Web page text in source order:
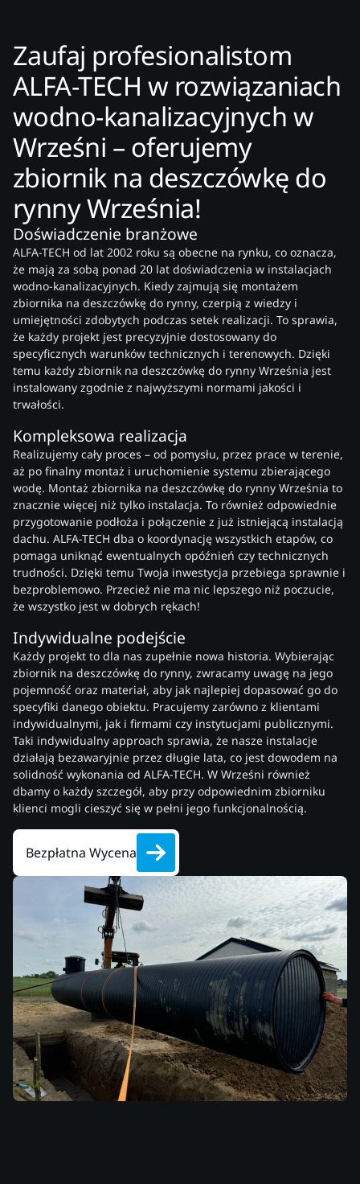
Zaufaj profesionalistom
ALFA-TECH w rozwiązaniach
wodno-kanalizacyjnych w
Wrześni – oferujemy
zbiornik na deszczówkę do
rynny Września!
Doświadczenie branżowe
ALFA-TECH od lat 2002 roku są obecne na rynku, co oznacza,
że mają za sobą ponad 20 lat doświadczenia w instalacjach
wodno-kanalizacyjnych. Kiedy zajmują się montażem
zbiornika na deszczówkę do rynny, czerpią z wiedzy i
umiejętności zdobytych podczas setek realizacji. To sprawia,
że każdy projekt jest precyzyjnie dostosowany do
specyficznych warunków technicznych i terenowych. Dzięki
temu każdy zbiornik na deszczówkę do rynny Września jest
instalowany zgodnie z najwyższymi normami jakości i
trwałości.
Kompleksowa realizacja
Realizujemy cały proces – od pomysłu, przez prace w terenie,
aż po finalny montaż i uruchomienie systemu zbierającego
wodę. Montaż zbiornika na deszczówkę do rynny Września to
znacznie więcej niż tylko instalacja. To również odpowiednie
przygotowanie podłoża i połączenie z już istniejącą instalacją
dachu. ALFA-TECH dba o koordynację wszystkich etapów, co
pomaga uniknąć ewentualnych opóźnień czy technicznych
trudności. Dzięki temu Twoja inwestycja przebiega sprawnie i
bezproblemowo. Przecież nie ma nic lepszego niż poczucie,
że wszystko jest w dobrych rękach!
Indywidualne podejście
Każdy projekt to dla nas zupełnie nowa historia. Wybierając
zbiornik na deszczówkę do rynny, zwracamy uwagę na jego
pojemność oraz materiał, aby jak najlepiej dopasować go do
specyfiki danego obiektu. Pracujemy zarówno z klientami
indywidualnymi, jak i firmami czy instytucjami publicznymi.
Taki indywidualny approach sprawia, że nasze instalacje
działają bezawaryjnie przez długie lata, co jest dowodem na
solidność wykonania od ALFA-TECH. W Wrześni również
dbamy o każdy szczegół, aby przy odpowiednim zbiorniku
klienci mogli cieszyć się w pełni jego funkcjonalnością.
Bezpłatna Wycena